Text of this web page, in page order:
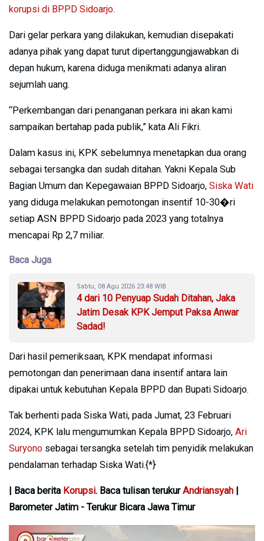
korupsi di BPPD Sidoarjo.
Dari gelar perkara yang dilakukan, kemudian disepakati
adanya pihak yang dapat turut dipertanggungjawabkan di
depan hukum, karena diduga menikmati adanya aliran
sejumlah uang.
“Perkembangan dari penanganan perkara ini akan kami
sampaikan bertahap pada publik,” kata Ali Fikri.
Dalam kasus ini, KPK sebelumnya menetapkan dua orang
sebagai tersangka dan sudah ditahan. Yakni Kepala Sub
Bagian Umum dan Kepegawaian BPPD Sidoarjo, Siska Wati
yang diduga melakukan pemotongan insentif 10-30�ri
setiap ASN BPPD Sidoarjo pada 2023 yang totalnya
mencapai Rp 2,7 miliar.
Baca Juga
Sabtu, 08 Agu 2026 23:48 WIB
4 dari 10 Penyuap Sudah Ditahan, Jaka
Jatim Desak KPK Jemput Paksa Anwar
Sadad!
Dari hasil pemeriksaan, KPK mendapat informasi
pemotongan dan penerimaan dana insentif antara lain
dipakai untuk kebutuhan Kepala BPPD dan Bupati Sidoarjo.
Tak berhenti pada Siska Wati, pada Jumat, 23 Februari
2024, KPK lalu mengumumkan Kepala BPPD Sidoarjo, Ari
Suryono sebagai tersangka setelah tim penyidik melakukan
pendalaman terhadap Siska Wati.{*}
| Baca berita Korupsi. Baca tulisan terukurAndriansyah |
Barometer Jatim - Terukur Bicara Jawa Timur